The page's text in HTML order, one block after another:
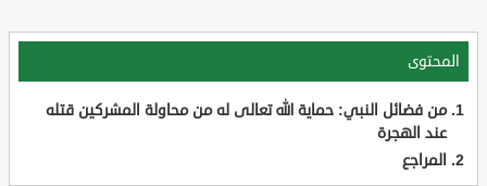
المحتوى
من فضائل النبي: حماية الله تعالى له من محاولة المشركين قتله
عند الهجرة
المراجع